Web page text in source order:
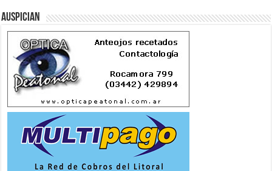
Auspician